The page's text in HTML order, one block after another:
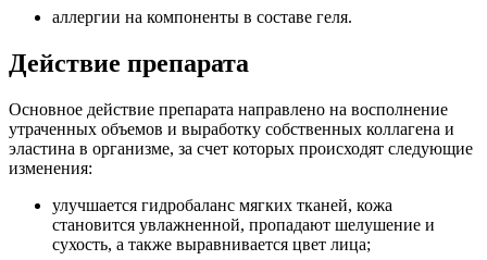
аллергии на компоненты в составе геля.
Действие препарата
Основное действие препарата направлено на восполнение
утраченных объемов и выработку собственных коллагена и
эластина в организме, за счет которых происходят следующие
изменения:
улучшается гидробаланс мягких тканей, кожа
становится увлажненной, пропадают шелушение и
сухость, а также выравнивается цвет лица;